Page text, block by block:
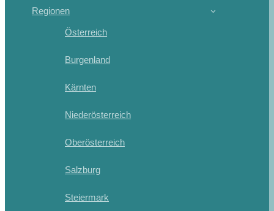
Regionen
Österreich
Burgenland
Kärnten
Niederösterreich
Oberösterreich
Salzburg
Steiermark